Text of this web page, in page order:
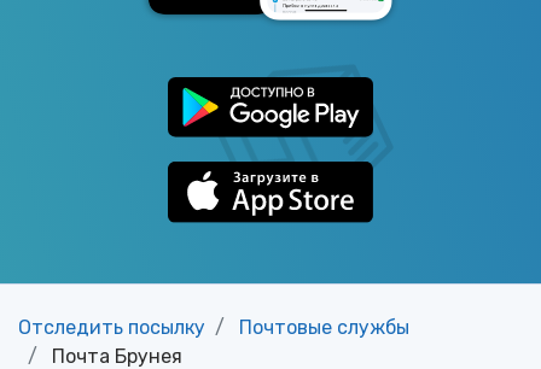
Отследить посылку
Почтовые службы
Почта Брунея